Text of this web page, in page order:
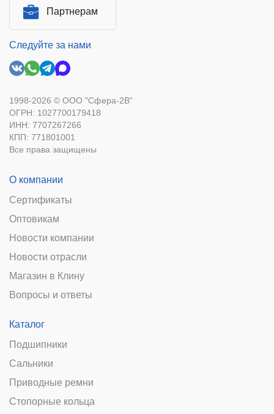
Партнерам
Следуйте за нами
1998-2026 © ООО "Сфера-2В"
ОГРН: 1027700179418
ИНН: 7707267266
КПП: 771801001
Все права защищены
О компании
Сертификаты
Оптовикам
Новости компании
Новости отрасли
Магазин в Клину
Вопросы и ответы
Каталог
Подшипники
Сальники
Приводные ремни
Стопорные кольца